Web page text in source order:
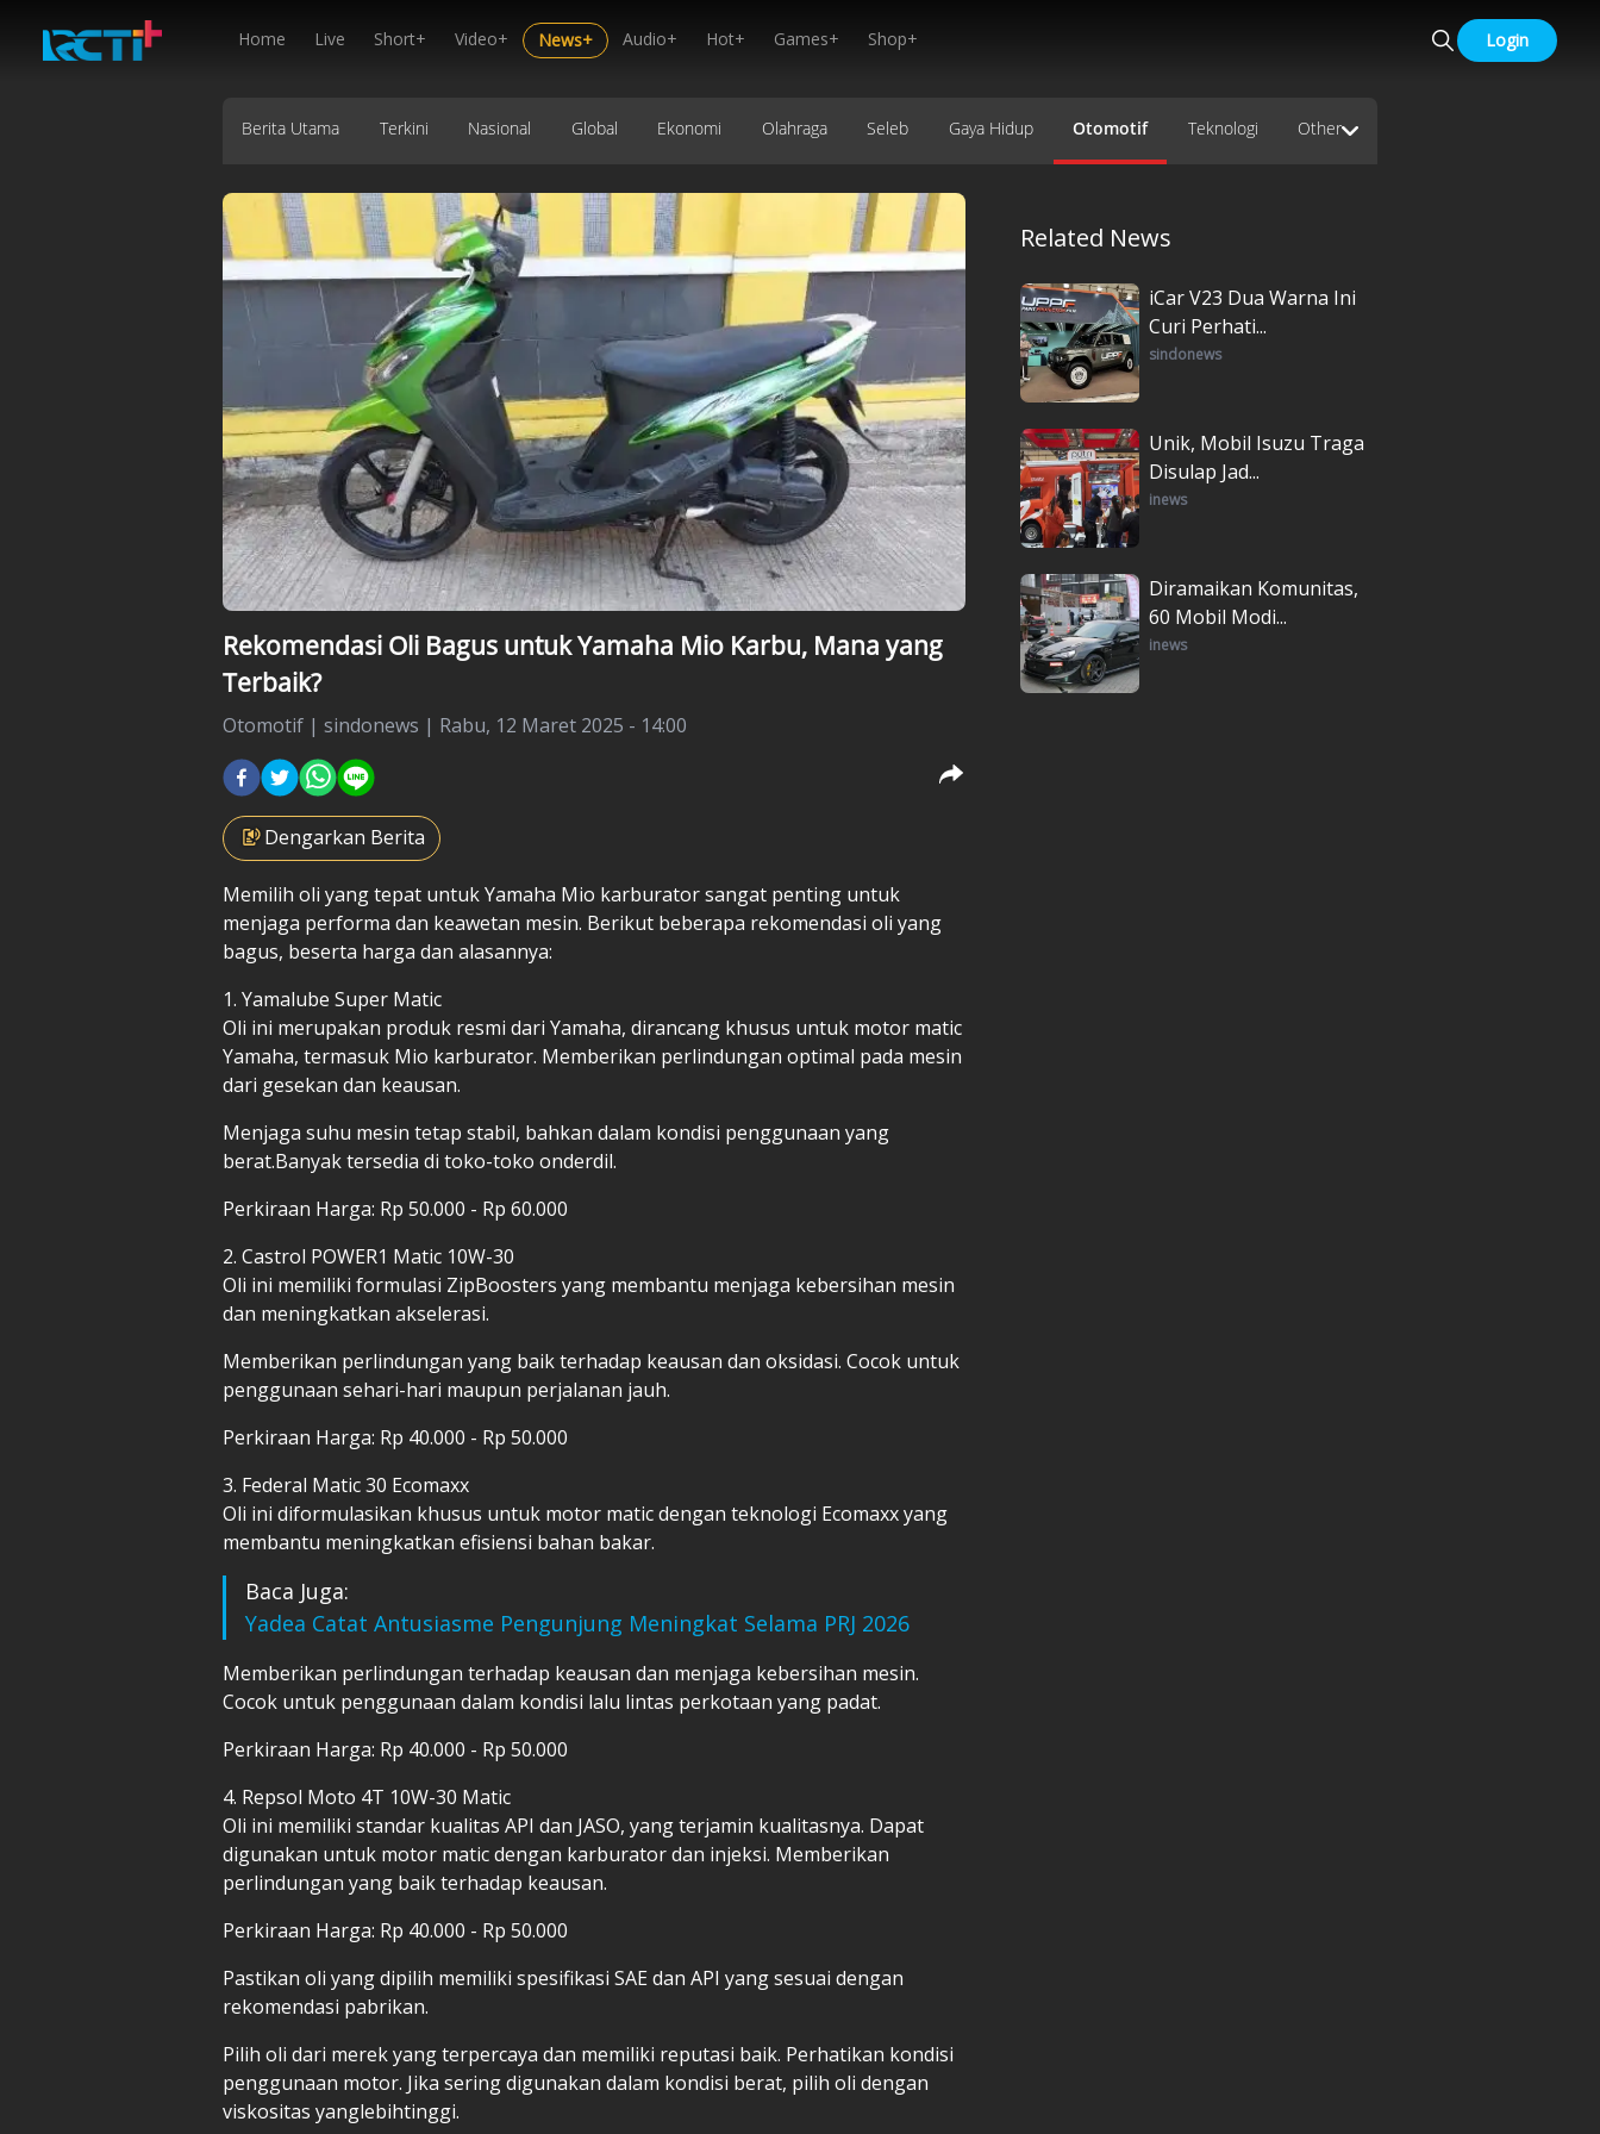
Home Live Short+ Video+ News+ Audio+ Hot+ Games+ Shop+ Login
Berita Utama Terkini Nasional Global Ekonomi Olahraga Seleb Gaya Hidup Otomotif Teknologi Other
Rekomendasi Oli Bagus untuk Yamaha Mio Karbu, Mana yang
Terbaik?
Otomotif | sindonews | Rabu, 12 Maret 2025 - 14:00
Dengarkan Berita
Memilih oli yang tepat untuk Yamaha Mio karburator sangat penting untuk
menjaga performa dan keawetan mesin. Berikut beberapa rekomendasi oli yang
bagus, beserta harga dan alasannya:
1. Yamalube Super Matic
Oli ini merupakan produk resmi dari Yamaha, dirancang khusus untuk motor matic
Yamaha, termasuk Mio karburator. Memberikan perlindungan optimal pada mesin
dari gesekan dan keausan.
Menjaga suhu mesin tetap stabil, bahkan dalam kondisi penggunaan yang
berat.Banyak tersedia di toko-toko onderdil.
Perkiraan Harga: Rp 50.000 - Rp 60.000
2. Castrol POWER1 Matic 10W-30
Oli ini memiliki formulasi ZipBoosters yang membantu menjaga kebersihan mesin
dan meningkatkan akselerasi.
Memberikan perlindungan yang baik terhadap keausan dan oksidasi. Cocok untuk
penggunaan sehari-hari maupun perjalanan jauh.
Perkiraan Harga: Rp 40.000 - Rp 50.000
3. Federal Matic 30 Ecomaxx
Oli ini diformulasikan khusus untuk motor matic dengan teknologi Ecomaxx yang
membantu meningkatkan efisiensi bahan bakar.
Baca Juga:
Yadea Catat Antusiasme Pengunjung Meningkat Selama PRJ 2026
Memberikan perlindungan terhadap keausan dan menjaga kebersihan mesin.
Cocok untuk penggunaan dalam kondisi lalu lintas perkotaan yang padat.
Perkiraan Harga: Rp 40.000 - Rp 50.000
4. Repsol Moto 4T 10W-30 Matic
Oli ini memiliki standar kualitas API dan JASO, yang terjamin kualitasnya. Dapat
digunakan untuk motor matic dengan karburator dan injeksi. Memberikan
perlindungan yang baik terhadap keausan.
Perkiraan Harga: Rp 40.000 - Rp 50.000
Pastikan oli yang dipilih memiliki spesifikasi SAE dan API yang sesuai dengan
rekomendasi pabrikan.
Pilih oli dari merek yang terpercaya dan memiliki reputasi baik. Perhatikan kondisi
penggunaan motor. Jika sering digunakan dalam kondisi berat, pilih oli dengan
viskositas yanglebihtinggi.
Related News
iCar V23 Dua Warna Ini
Curi Perhati...
sindonews
Unik, Mobil Isuzu Traga
Disulap Jad...
inews
Diramaikan Komunitas,
60 Mobil Modi...
inews